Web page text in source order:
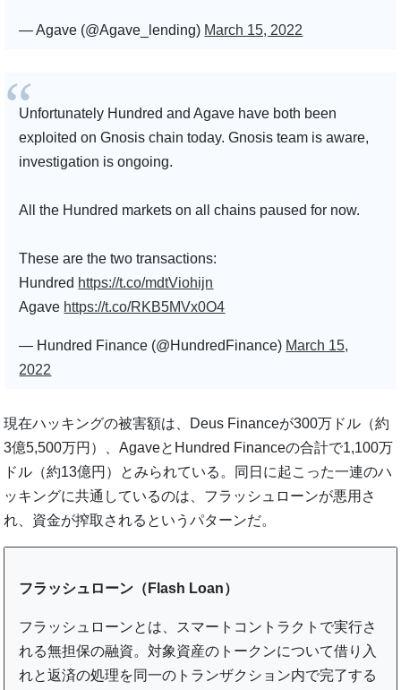
— Agave (@Agave_lending) March 15, 2022
Unfortunately Hundred and Agave have both been
exploited on Gnosis chain today. Gnosis team is aware,
investigation is ongoing.
All the Hundred markets on all chains paused for now.
These are the two transactions:
Hundred https://t.co/mdtViohijn
Agave https://t.co/RKB5MVx0O4
— Hundred Finance (@HundredFinance) March 15,
2022
現在ハッキングの被害額は、Deus Financeが300万ドル（約
3億5,500万円）、AgaveとHundred Financeの合計で1,100万
ドル（約13億円）とみられている。同日に起こった一連のハ
ッキングに共通しているのは、フラッシュローンが悪用さ
れ、資金が搾取されるというパターンだ。
フラッシュローン（Flash Loan）
フラッシュローンとは、スマートコントラクトで実行さ
れる無担保の融資。対象資産のトークンについて借り入
れと返済の処理を同一のトランザクション内で完了する